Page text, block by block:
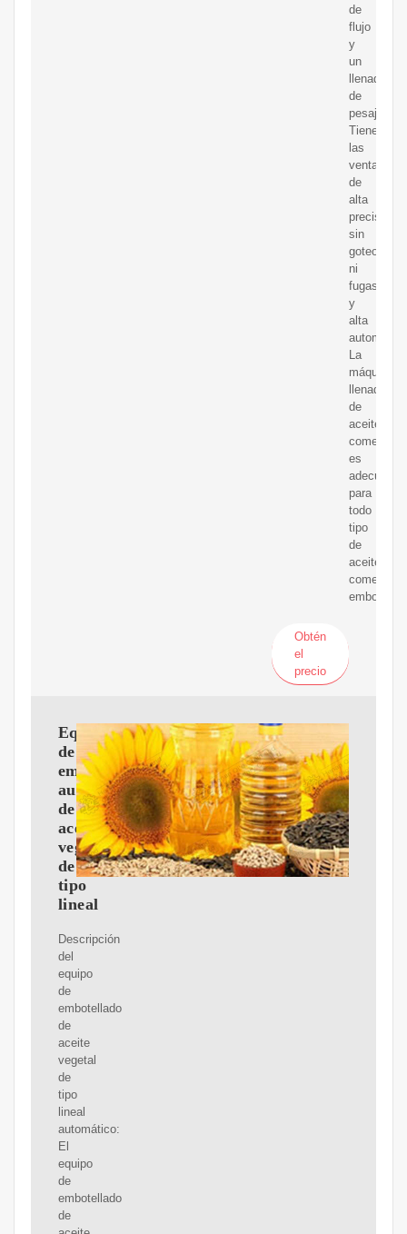
de
flujo
y
un
llenado
de
pesaje.
Tiene
las
ventajas
de
alta
precisión,
sin
goteo
ni
fugas,
y
alta
La
máquina
llenadora
de
aceite
comestible
es
adecuada
para
todo
tipo
de
aceite
comestible
Obtén
el
precio
Equipo
de
embotellado
automático
de
aceite
vegetal
de
tipo
lineal
Descripción
del
equipo
de
embotellado
de
aceite
vegetal
de
tipo
lineal
automático:
El
equipo
de
embotellado
de